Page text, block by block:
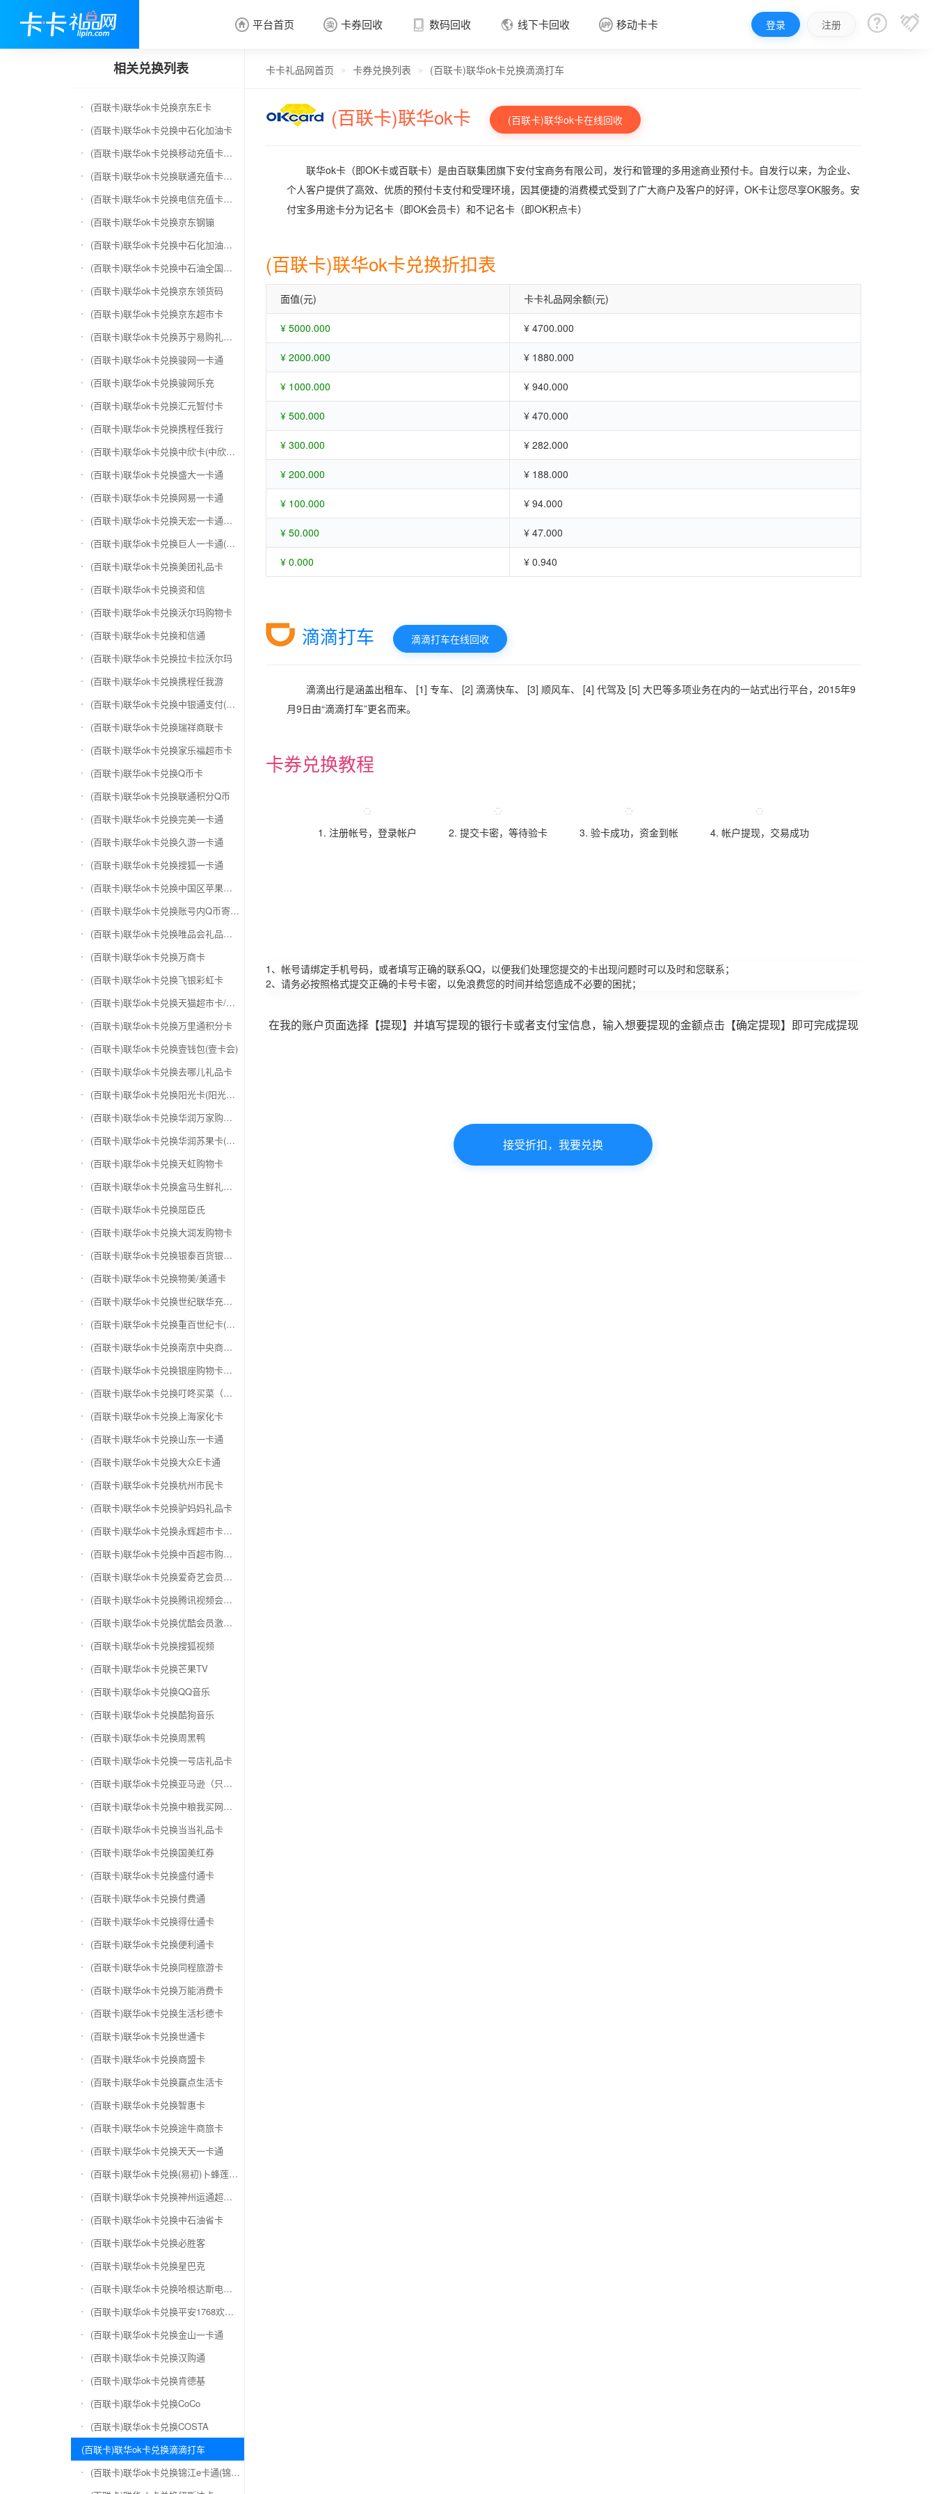
 平台首页  卡券回收
 卡券回收
 数码回收  线下卡回收  移动卡卡 登录 注册  
相关兑换列表
(百联卡)联华ok卡兑换京东E卡
(百联卡)联华ok卡兑换中石化加油卡
(百联卡)联华ok卡兑换移动充值卡（面值千万别选错）
(百联卡)联华ok卡兑换联通充值卡（面值千万别选错）
(百联卡)联华ok卡兑换电信充值卡（面值千万别选错）
(百联卡)联华ok卡兑换京东钢镚
(百联卡)联华ok卡兑换中石化加油卡无卡号（面值千万别选错）
(百联卡)联华ok卡兑换中石油全国充值卡
(百联卡)联华ok卡兑换京东领货码
(百联卡)联华ok卡兑换京东超市卡
(百联卡)联华ok卡兑换苏宁易购礼品卡
(百联卡)联华ok卡兑换骏网一卡通
(百联卡)联华ok卡兑换骏网乐充
(百联卡)联华ok卡兑换汇元智付卡
(百联卡)联华ok卡兑换携程任我行
(百联卡)联华ok卡兑换中欣卡(中欣通卡)
(百联卡)联华ok卡兑换盛大一卡通
(百联卡)联华ok卡兑换网易一卡通
(百联卡)联华ok卡兑换天宏一卡通（易冲天宏卡）
(百联卡)联华ok卡兑换巨人一卡通(征途卡)
(百联卡)联华ok卡兑换美团礼品卡
(百联卡)联华ok卡兑换资和信
(百联卡)联华ok卡兑换沃尔玛购物卡
(百联卡)联华ok卡兑换和信通
(百联卡)联华ok卡兑换拉卡拉沃尔玛
(百联卡)联华ok卡兑换携程任我游
(百联卡)联华ok卡兑换中银通支付(银联购物卡)
(百联卡)联华ok卡兑换瑞祥商联卡
(百联卡)联华ok卡兑换家乐福超市卡
(百联卡)联华ok卡兑换Q币卡
(百联卡)联华ok卡兑换联通积分Q币
(百联卡)联华ok卡兑换完美一卡通
(百联卡)联华ok卡兑换久游一卡通
(百联卡)联华ok卡兑换搜狐一卡通
(百联卡)联华ok卡兑换中国区苹果充值卡
(百联卡)联华ok卡兑换账号内Q币寄售（维护中）
(百联卡)联华ok卡兑换唯品会礼品卡(唯品卡)
(百联卡)联华ok卡兑换万商卡
(百联卡)联华ok卡兑换飞银彩虹卡
(百联卡)联华ok卡兑换天猫超市卡/享淘卡
(百联卡)联华ok卡兑换万里通积分卡
(百联卡)联华ok卡兑换壹钱包(壹卡会)
(百联卡)联华ok卡兑换去哪儿礼品卡
(百联卡)联华ok卡兑换阳光卡(阳光爱车)
(百联卡)联华ok卡兑换华润万家购物卡
(百联卡)联华ok卡兑换华润苏果卡(苏果超市卡)（维护 请暂停提交）
(百联卡)联华ok卡兑换天虹购物卡
(百联卡)联华ok卡兑换盒马生鲜礼品卡
(百联卡)联华ok卡兑换屈臣氏
(百联卡)联华ok卡兑换大润发购物卡
(百联卡)联华ok卡兑换银泰百货银泰卡
(百联卡)联华ok卡兑换物美/美通卡
(百联卡)联华ok卡兑换世纪联华充值卡(杭州联华)
(百联卡)联华ok卡兑换重百世纪卡(重庆百货)
(百联卡)联华ok卡兑换南京中央商场购物卡
(百联卡)联华ok卡兑换银座购物卡（黑卡）
(百联卡)联华ok卡兑换叮咚买菜（限通用礼品卡）
(百联卡)联华ok卡兑换上海家化卡
(百联卡)联华ok卡兑换山东一卡通
(百联卡)联华ok卡兑换大众E卡通
(百联卡)联华ok卡兑换杭州市民卡
(百联卡)联华ok卡兑换驴妈妈礼品卡
(百联卡)联华ok卡兑换永辉超市卡（限实体卡）
(百联卡)联华ok卡兑换中百超市购物卡
(百联卡)联华ok卡兑换爱奇艺会员激活码
(百联卡)联华ok卡兑换腾讯视频会员激活码
(百联卡)联华ok卡兑换优酷会员激活码
(百联卡)联华ok卡兑换搜狐视频
(百联卡)联华ok卡兑换芒果TV
(百联卡)联华ok卡兑换QQ音乐
(百联卡)联华ok卡兑换酷狗音乐
(百联卡)联华ok卡兑换周黑鸭
(百联卡)联华ok卡兑换一号店礼品卡
(百联卡)联华ok卡兑换亚马逊（只要实体卡）
(百联卡)联华ok卡兑换中粮我买网礼品卡
(百联卡)联华ok卡兑换当当礼品卡
(百联卡)联华ok卡兑换国美红券
(百联卡)联华ok卡兑换盛付通卡
(百联卡)联华ok卡兑换付费通
(百联卡)联华ok卡兑换得仕通卡
(百联卡)联华ok卡兑换便利通卡
(百联卡)联华ok卡兑换同程旅游卡
(百联卡)联华ok卡兑换万能消费卡
(百联卡)联华ok卡兑换生活杉德卡
(百联卡)联华ok卡兑换世通卡
(百联卡)联华ok卡兑换商盟卡
(百联卡)联华ok卡兑换赢点生活卡
(百联卡)联华ok卡兑换智惠卡
(百联卡)联华ok卡兑换途牛商旅卡
(百联卡)联华ok卡兑换天天一卡通
(百联卡)联华ok卡兑换(易初)卜蜂莲花礼品卡
(百联卡)联华ok卡兑换神州运通超级卡(运通网购卡)
(百联卡)联华ok卡兑换中石油省卡
(百联卡)联华ok卡兑换必胜客
(百联卡)联华ok卡兑换星巴克
(百联卡)联华ok卡兑换哈根达斯电子券
(百联卡)联华ok卡兑换平安1768欢乐豆
(百联卡)联华ok卡兑换金山一卡通
(百联卡)联华ok卡兑换汉购通
(百联卡)联华ok卡兑换肯德基
(百联卡)联华ok卡兑换CoCo
(百联卡)联华ok卡兑换COSTA
(百联卡)联华ok卡兑换滴滴打车
(百联卡)联华ok卡兑换锦江e卡通(锦江一卡通)
卡卡礼品网首页 > 卡券兑换列表 > (百联卡)联华ok卡兑换滴滴打车
(百联卡)联华ok卡 (百联卡)联华ok卡在线回收
联华ok卡（即OK卡或百联卡）是由百联集团旗下安付宝商务有限公司，发行和管理的多用途商业预付卡。自发行以来，为企业、
个人客户提供了高效、优质的预付卡支付和受理环境，因其便捷的消费模式受到了广大商户及客户的好评，OK卡让您尽享OK服务。安
付宝多用途卡分为记名卡（即OK会员卡）和不记名卡（即OK积点卡）
(百联卡)联华ok卡兑换折扣表
面值(元) 卡卡礼品网余额(元)
¥ 5000.000 ¥ 4700.000
¥ 2000.000 ¥ 1880.000
¥ 1000.000 ¥ 940.000
¥ 500.000 ¥ 470.000
¥ 300.000 ¥ 282.000
¥ 200.000 ¥ 188.000
¥ 100.000 ¥ 94.000
¥ 50.000 ¥ 47.000
¥ 0.000 ¥ 0.940
滴滴打车 滴滴打车在线回收
滴滴出行是涵盖出租车、 [1] 专车、 [2] 滴滴快车、 [3] 顺风车、 [4] 代驾及 [5] 大巴等多项业务在内的一站式出行平台，2015年9
月9日由“滴滴打车”更名而来。
卡券兑换教程
1. 注册帐号，登录帐户 2. 提交卡密，等待验卡 3. 验卡成功，资金到帐 4. 帐户提现，交易成功
1、帐号请绑定手机号码，或者填写正确的联系QQ，以便我们处理您提交的卡出现问题时可以及时和您联系；
2、请务必按照格式提交正确的卡号卡密，以免浪费您的时间并给您造成不必要的困扰；
在我的账户页面选择【提现】并填写提现的银行卡或者支付宝信息，输入想要提现的金额点击【确定提现】即可完成提现
接受折扣，我要兑换